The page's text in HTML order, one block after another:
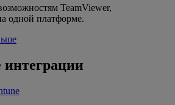
TeamViewer,
одной платформе.